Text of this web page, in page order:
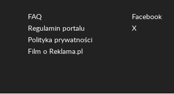
FAQ
Regulamin portalu
Polityka prywatności
Film o Reklama.pl
Facebook
X